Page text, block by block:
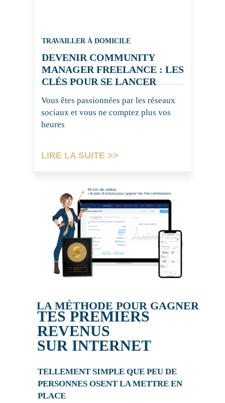
TRAVAILLER À DOMICILE
DEVENIR COMMUNITY
MANAGER FREELANCE : LES
CLÉS POUR SE LANCER
Vous êtes passionnées par les réseaux
sociaux et vous ne comptez plus vos
heures
LIRE LA SUITE >>
LA MÉTHODE POUR GAGNER
TES PREMIERS
REVENUS
SUR INTERNET
TELLEMENT SIMPLE QUE PEU DE
PERSONNES OSENT LA METTRE EN
PLACE